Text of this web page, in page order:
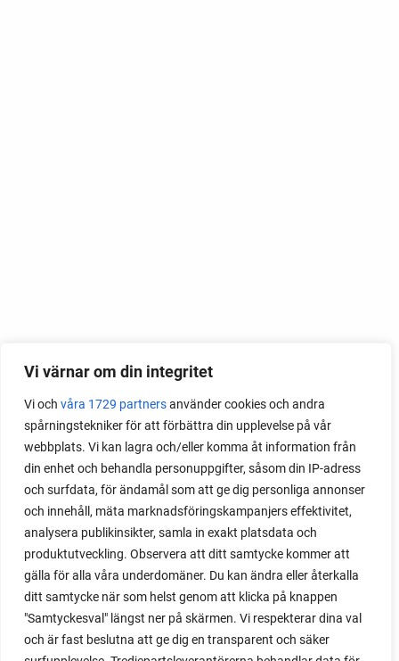
Vi värnar om din integritet
Vi och våra 1729 partnersanvänder cookies och andra
spårningstekniker för att förbättra din upplevelse på vår
webbplats. Vi kan lagra och/eller komma åt information från
din enhet och behandla personuppgifter, såsom din IP-adress
och surfdata, för ändamål som att ge dig personliga annonser
och innehåll, mäta marknadsföringskampanjers effektivitet,
analysera publikinsikter, samla in exakt platsdata och
produktutveckling. Observera att ditt samtycke kommer att
gälla för alla våra underdomäner. Du kan ändra eller återkalla
ditt samtycke när som helst genom att klicka på knappen
"Samtyckesval" längst ner på skärmen. Vi respekterar dina val
och är fast beslutna att ge dig en transparent och säker